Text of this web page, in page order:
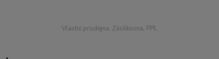
Vlastní prodejna, Zásilkovna, PPL